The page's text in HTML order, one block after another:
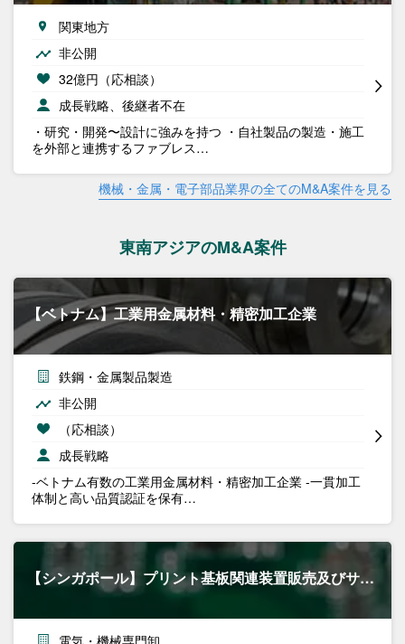
関東地方
非公開
32億円（応相談）
成長戦略、後継者不在
・研究・開発〜設計に強みを持つ ・自社製品の製造・施工
を外部と連携するファブレス…
機械・金属・電子部品業界の全てのM&A案件を見る
東南アジアのM&A案件
【ベトナム】工業用金属材料・精密加工企業
鉄鋼・金属製品製造
非公開
（応相談）
成長戦略
-ベトナム有数の工業用金属材料・精密加工企業 -一貫加工
体制と高い品質認証を保有…
【シンガポール】プリント基板関連装置販売及びサ…
電気・機械専門卸